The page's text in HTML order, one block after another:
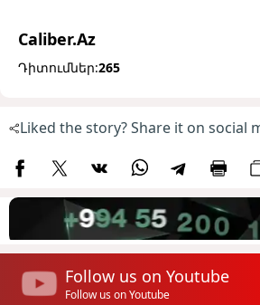
Caliber.Az
Դիտումներ:265
Liked the story? Share it on social
Follow us on Youtube
Follow us on Youtube